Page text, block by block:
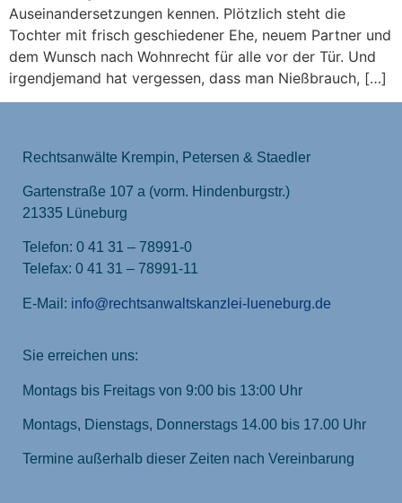
Auseinandersetzungen kennen. Plötzlich steht die
Tochter mit frisch geschiedener Ehe, neuem Partner und
dem Wunsch nach Wohnrecht für alle vor der Tür. Und
irgendjemand hat vergessen, dass man Nießbrauch, […]
Rechtsanwälte Krempin, Petersen & Staedler
Gartenstraße 107 a (vorm. Hindenburgstr.)
21335 Lüneburg
Telefon: 0 41 31 – 78991-0
Telefax: 0 41 31 – 78991-11
E-Mail: info@rechtsanwaltskanzlei-lueneburg.de
Sie erreichen uns:
Montags bis Freitags von 9:00 bis 13:00 Uhr
Montags, Dienstags, Donnerstags 14.00 bis 17.00 Uhr
Termine außerhalb dieser Zeiten nach Vereinbarung